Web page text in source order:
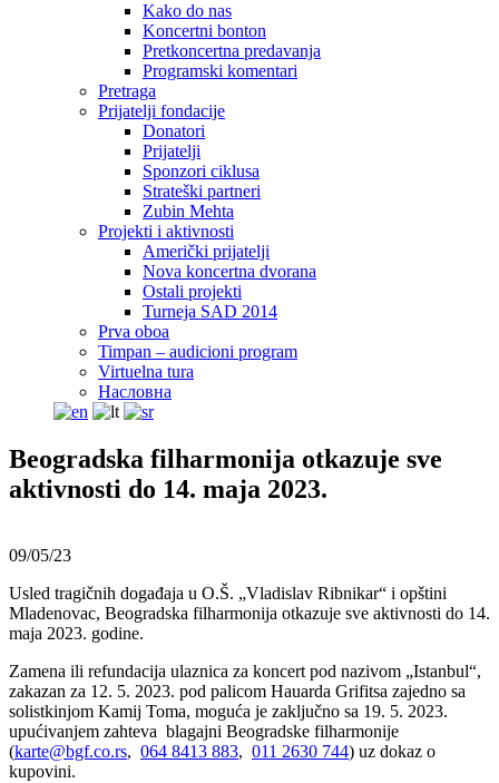
Kako do nas
Koncertni bonton
Pretkoncertna predavanja
Programski komentari
Pretraga
Prijatelji fondacije
Donatori
Prijatelji
Sponzori ciklusa
Strateški partneri
Zubin Mehta
Projekti i aktivnosti
Američki prijatelji
Nova koncertna dvorana
Ostali projekti
Turneja SAD 2014
Prva oboa
Timpan – audicioni program
Virtuelna tura
Насловна
Beogradska filharmonija otkazuje sve
aktivnosti do 14. maja 2023.
09/05/23
Usled tragičnih događaja u O.Š. „Vladislav Ribnikar“ i opštini
Mladenovac, Beogradska filharmonija otkazuje sve aktivnosti do 14.
maja 2023. godine.
Zamena ili refundacija ulaznica za koncert pod nazivom „Istanbul“,
zakazan za 12. 5. 2023. pod palicom Hauarda Grifitsa zajedno sa
solistkinjom Kamij Toma, moguća je zaključno sa 19. 5. 2023.
upućivanjem zahteva blagajni Beogradske filharmonije
(karte@bgf.co.rs, 064 8413 883, 011 2630 744) uz dokaz o
kupovini.